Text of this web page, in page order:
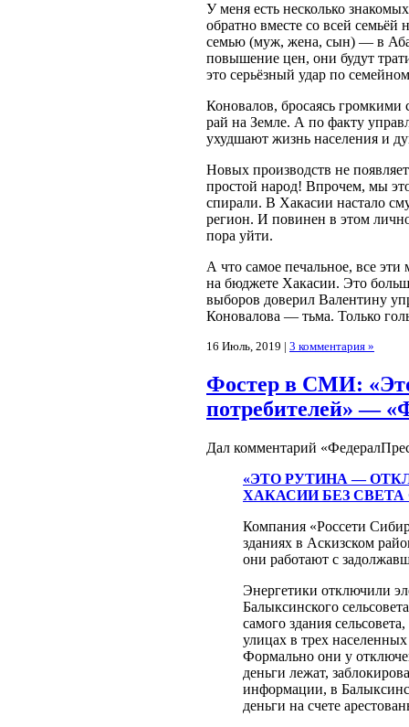
У меня есть несколько
обратно вместе со всей
семью (муж, жена, сын) — в
повышение цен, они будут
это серьёзный удар по
Коновалов, бросаясь
рай на Земле. А по факту
ухудшают жизнь населения и
Новых производств не
простой народ! Впрочем, мы
спирали. В Хакасии настало
регион. И повинен в этом
пора уйти.
А что самое печальное, все
на бюджете Хакасии. Это
выборов доверил Валентину
Коновалова — тьма. Только
16 Июль, 2019 | 3 комментария »
Фостер в СМИ:
потребителей» —
Дал комментарий
«ЭТО РУТИНА —
ХАКАСИИ БЕЗ
Компания «Россети
зданиях в Аскизском
они работают с
Энергетики отключили
Балыксинского
самого здания
улицах в трех
Формально они у
деньги лежат,
информации, в
деньги на счете